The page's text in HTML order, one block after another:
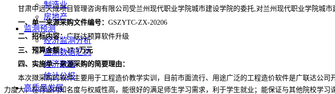
制造业
房地产
监测预测
经济监测分析
监测数据汇总
经济数据
统计公报
高质量发展
甘肃中远天成项目管理咨询有限公司受兰州现代职业学院城市建设学院的委托,对兰州现代职业学院城市
一、单一来源采购文件编号：GSZYTC-ZX-20206
二、招标内容：广联达预算软件升级
三、预算金额：27.5万元
四、实施单一来源采购的简要理由：
本次拟采购的软件主要用于工程造价教学实训，目前市面流行、用途广泛的工程造价软件是广联达公
力度大，在行业内知名度与权威性高，能很好的满足师生学习需求，利于学生就业；能保证与其他院校学习